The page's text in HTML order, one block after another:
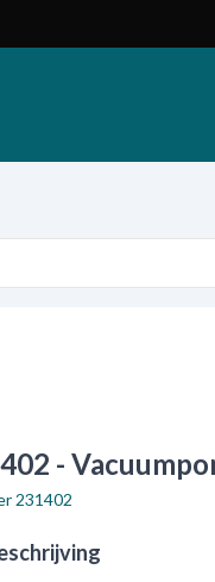
-
231402